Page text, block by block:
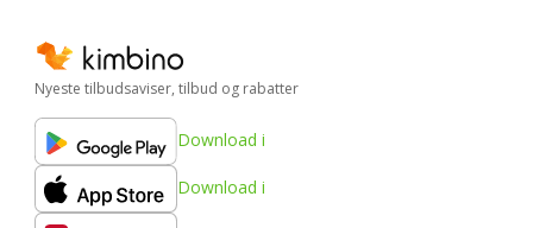
Nyeste tilbudsaviser, tilbud og rabatter
Download i
Download i